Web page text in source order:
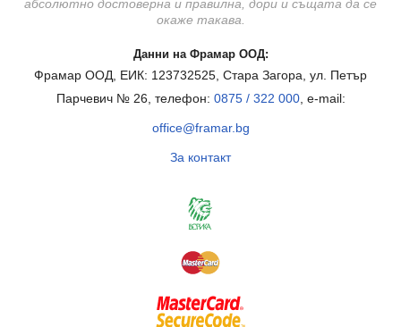
абсолютно достоверна и правилна, дори и същата да се
окаже такава.
Данни на Фрамар ООД:
Фрамар ООД, ЕИК: 123732525, Стара Загора, ул. Петър
Парчевич № 26, телефон: 0875 / 322 000, e-mail:
office@framar.bg
За контакт